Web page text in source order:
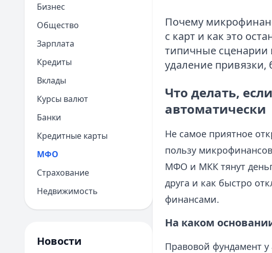
Бизнес
Общество
Зарплата
Кредиты
Вклады
Курсы валют
Банки
Кредитные карты
МФО
Страхование
Недвижимость
Новости
Почему
с карт и как это
типичные сценарии
удаление привязки,
Что делать,
автоматически
Не самое приятное
пользу
МФО и МКК тянут
друга и как быстро
финансами.
На каком
Правовой фундамент